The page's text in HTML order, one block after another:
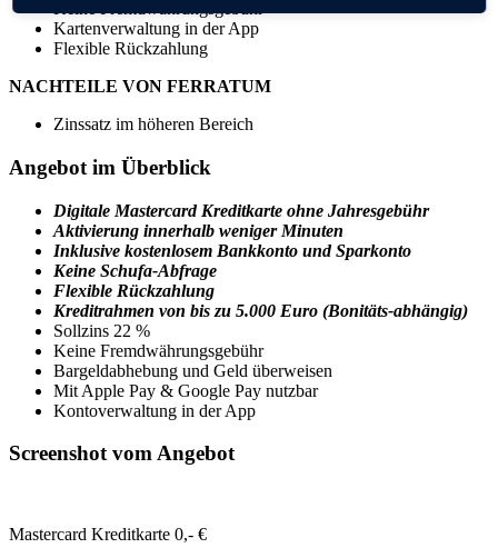
Kartenverwaltung in der App
Flexible Rückzahlung
NACHTEILE VON FERRATUM
Zinssatz im höheren Bereich
Angebot im Überblick
Digitale Mastercard Kreditkarte ohne Jahresgebühr
Aktivierung innerhalb weniger Minuten
Inklusive kostenlosem Bankkonto und Sparkonto
Keine Schufa-Abfrage
Flexible Rückzahlung
Kreditrahmen von bis zu 5.000 Euro (Bonitäts-abhängig)
Sollzins 22 %
Keine Fremdwährungsgebühr
Bargeldabhebung und Geld überweisen
Mit Apple Pay & Google Pay nutzbar
Kontoverwaltung in der App
Screenshot vom Angebot
Mastercard Kreditkarte 0,- €